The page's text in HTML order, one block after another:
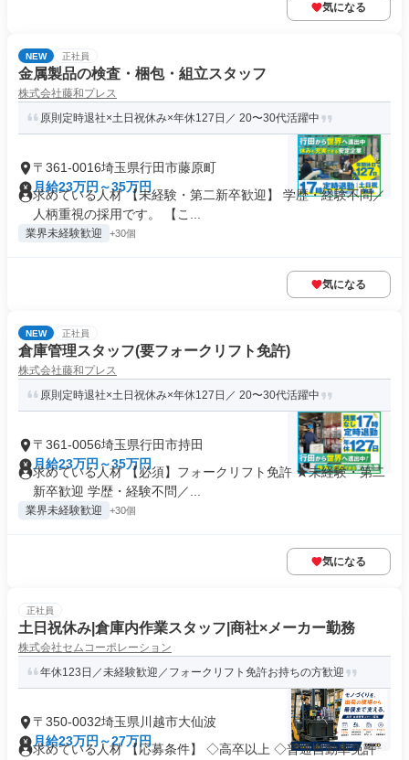
気になる
NEW 正社員
金属製品の検査・梱包・組立スタッフ
株式会社藤和プレス
原則定時退社×土日祝休み×年休127日／ 20〜30代活躍中
〒361-0016埼玉県行田市藤原町
月給23万円～35万円
求めている人材 【未経験・第二新卒歓迎】 学歴・経験不問／
人柄重視の採用です。 【こ...
業界未経験歓迎 +30個
気になる
NEW 正社員
倉庫管理スタッフ(要フォークリフト免許)
株式会社藤和プレス
原則定時退社×土日祝休み×年休127日／ 20〜30代活躍中
〒361-0056埼玉県行田市持田
月給23万円～35万円
求めている人材 【必須】フォークリフト免許 ★未経験・第二
新卒歓迎 学歴・経験不問／...
業界未経験歓迎 +30個
気になる
正社員
土日祝休み|倉庫内作業スタッフ|商社×メーカー勤務
株式会社セムコーポレーション
年休123日／未経験歓迎／フォークリフト免許お持ちの方歓迎
〒350-0032埼玉県川越市大仙波
月給23万円～27万円
求めている人材 【応募条件】 ◇高卒以上 ◇普通自動車免許